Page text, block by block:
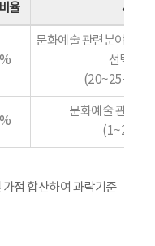
율 세부
문화예술 관련분야 객관
선택 또
(20~25문항
문화예술 관련분
(1~2문항
점 합산하여 과락기준